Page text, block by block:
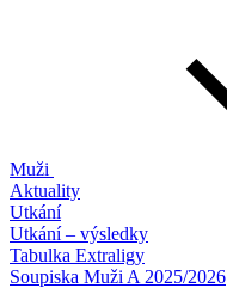
Muži
Aktuality
Utkání
Utkání – výsledky
Tabulka Extraligy
Soupiska Muži A 2025/2026